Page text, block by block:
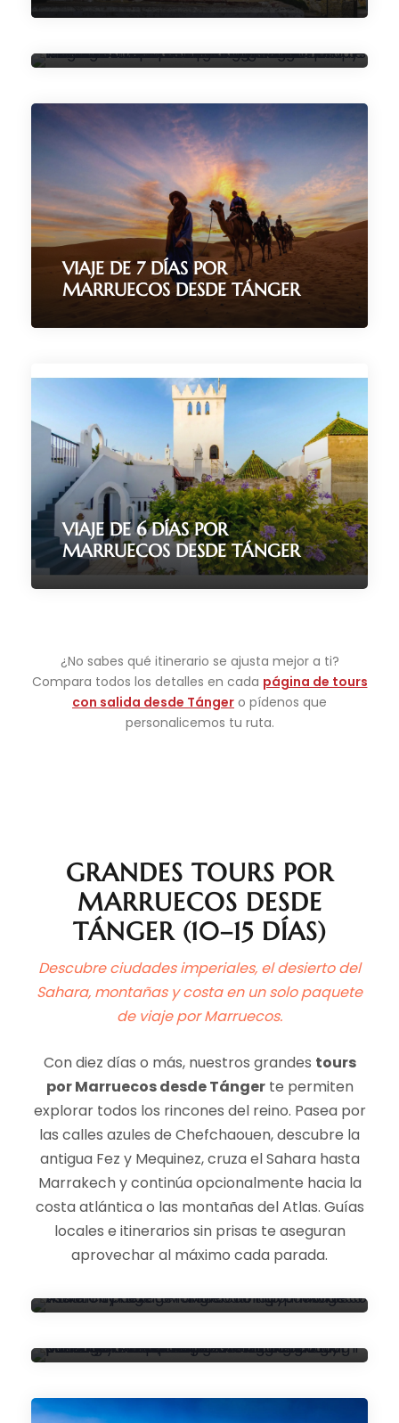
8 Días / 7 Noches
(185 Reviews)
DESIERTO DE MARRUECOS DESDE
5 Días / 4 Noches
(317 Reviews)
VIAJE DE 7 DÍAS POR
MARRUECOS DESDE TÁNGER
7 Días / 6 Noches
VIAJE DE 6 DÍAS POR
MARRUECOS DESDE TÁNGER
6 Días / 5 Noches
(101 Reviews)
¿No sabes qué itinerario se ajusta mejor a ti?
Compara todos los detalles en cada página de tours
con salida desde Tánger o pídenos que
personalicemos tu ruta.
GRANDES TOURS POR
MARRUECOS DESDE
TÁNGER (10–15 DÍAS)
Descubre ciudades imperiales, el desierto del
Sahara, montañas y costa en un solo paquete
de viaje por Marruecos.
Con diez días o más, nuestros grandes tours
por Marruecos desde Tángerte permiten
explorar todos los rincones del reino. Pasea por
las calles azules de Chefchaouen, descubre la
antigua Fez y Mequinez, cruza el Sahara hasta
Marrakech y continúa opcionalmente hacia la
costa atlántica o las montañas del Atlas. Guías
locales e itinerarios sin prisas te aseguran
aprovechar al máximo cada parada.
TOUR DE 15 DÍAS POR
TOUR DE 12 DÍAS POR